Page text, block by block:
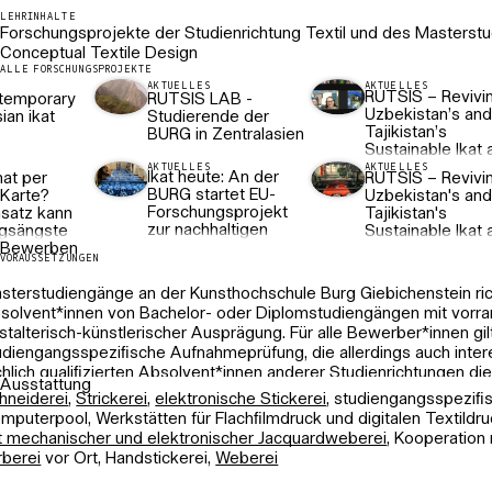
LEHRINHALTE
umfangreiche Ausstattung der textilbezogenen Werkstätten, die
Kooperation mit den Studiengängen Mode, Innenarchitektur und
ein großes Angebot an designwissenschaftlichen Fächern,
hervorragende Optionen zur Entwicklung einer
von Textildesign; zu experimentellem Erforschen
Produktideen; zur Erweiterung der Fragestellungen an
für Produkte, Räume und Bekleidung, bei denen Ästhetik,
Funktion miteinander in Einklang stehen.
STUDIENVERLAUF
Bachelor absolviert werden. Der Fokus liegt hier
Masterthesis zu einem individuellen
viersemestrige Masterstudiengang bietet den Studierenden in
ein konzeptionelles Projektstudium, in dem durch
ein auf individuelle Schwerpunkte orientiertes
werden kann. Das Studium schließt mit einer
ein komplexes Konzept visualisiert.
Forschungsprojekte der Studienrichtung Textil und des
Conceptual Textile Design
ALLE FORSCHUNGSPROJEKTE
ikat
AKTUELLES
RUTSIS LAB -
Studierende der
BURG in Zentralasien
AKTUELLES
RUTSIS –
Uzbekistan’s and
Tajikistan’s
Sustainable Ikat
Silk
per
kann
abbauen
AKTUELLES
Ikat heute: An der
BURG startet EU-
Forschungsprojekt
zur nachhaltigen
AKTUELLES
RUTSIS –
Uzbekistan's and
Tajikistan's
Sustainable Ikat
Bewerben
VORAUSSETZUNGEN
an der Kunsthochschule Burg Giebichenstein
von Bachelor- oder Diplomstudiengängen mit
künstlerischer Ausprägung. Für alle Bewerber*innen
Aufnahmeprüfung, die allerdings auch
qualiﬁzierten Absolvent*innen anderer Studienrichtungen
Masterstudiengang ermöglichen kann. Neben dieser Prüfung
Studiengängen der Nachweis fachbezogener Praktika oder
Erfahrungen erwartet.
Ausstattung
,Strickerei,elektronische Stickerei,
Werkstätten für Flachﬁlmdruck und digitalen
mechanischer und elektronischer Jacquardweberei, Kooperation
vor Ort, Handstickerei, Weberei